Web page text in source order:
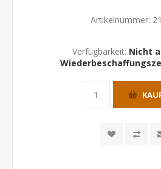
Artikelnummer:
Verfügbarkeit: Nicht